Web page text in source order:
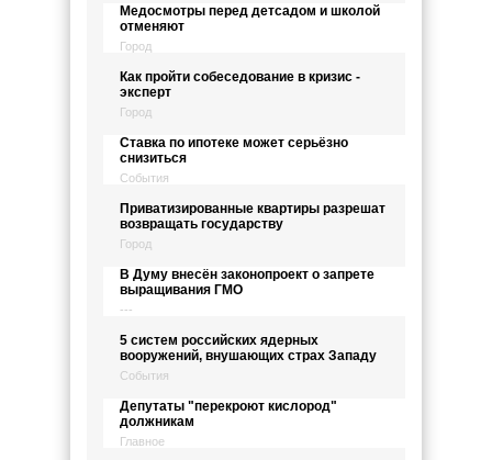
Медосмотры перед детсадом и школой
отменяют
Город
Как пройти собеседование в кризис -
эксперт
Город
Ставка по ипотеке может серьёзно
снизиться
События
Приватизированные квартиры разрешат
возвращать государству
Город
В Думу внесён законопроект о запрете
выращивания ГМО
---
5 систем российских ядерных
вооружений, внушающих страх Западу
События
Депутаты "перекроют кислород"
должникам
Главное